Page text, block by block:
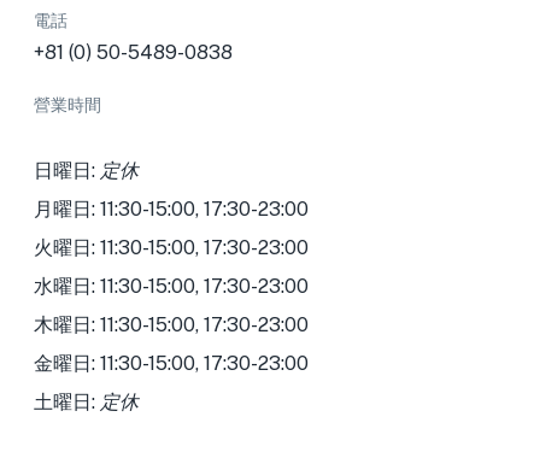
電話
+81 (0) 50-5489-0838
營業時間
日曜日: 定休
月曜日: 11:30-15:00, 17:30-23:00
火曜日: 11:30-15:00, 17:30-23:00
水曜日: 11:30-15:00, 17:30-23:00
木曜日: 11:30-15:00, 17:30-23:00
金曜日: 11:30-15:00, 17:30-23:00
土曜日: 定休